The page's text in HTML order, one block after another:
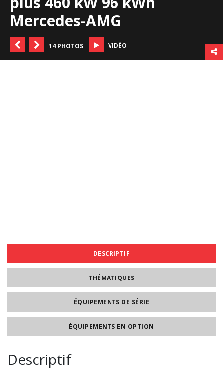
Mercedes-AMG
14 PHOTOS VIDÉO
DESCRIPTIF
THÉMATIQUES
ÉQUIPEMENTS DE SÉRIE
ÉQUIPEMENTS EN OPTION
Descriptif